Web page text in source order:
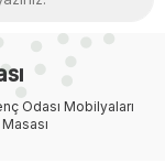
Odası Mobilyaları